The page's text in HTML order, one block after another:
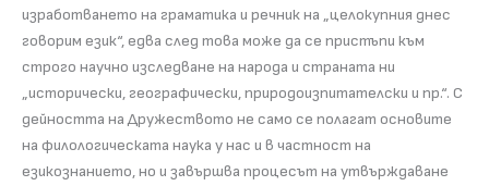
изработването на граматика и речник на „целокупния днес
говорим език“, едва след това може да се пристъпи към
строго научно изследване на народа и страната ни
„исторически, географически, природоизпитателски и пр.“. С
дейността на Дружеството не само се полагат основите
на филологическата наука у нас и в частност на
езикознанието, но и завършва процесът на утвърждаване